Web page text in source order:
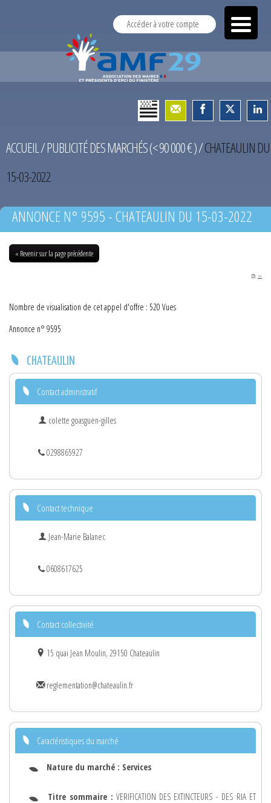
Accéder à votre compte
ACCUEIL/PUBLICITÉ DES MARCHÉS (< 90 000 € )/CHATEAULIN DU
15-03-2022
ANNONCE N° 9595 - CHATEAULIN DU 15-03-2022
« Revenir sur la page précédente
PDF
Nombre de visualisation de cet appel d'offre : 520 Vues
Annonce n° 9595
CHATEAULIN
Contact administratif
colette goasguen-gilles
0298865927
Contact technique
Jean-Marie Balanec
0608617625
Contact collectivité
15 quai Jean Moulin, 29150 Chateaulin
reglementation@chateaulin.fr
Caractéristiques du marché
Nature du marché : Services
Titre sommaire : VERIFICATION DES EXTINCTEURS - DES RIA ET